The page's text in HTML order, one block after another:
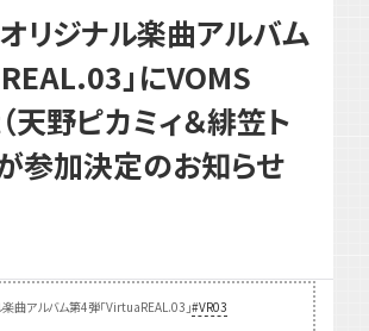
リジナル楽曲アルバム
」にVOMS
天野ピカミィ＆緋笠ト
参加決定のお知らせ
曲アルバム第4弾「VirtuaREAL.03」#VR03